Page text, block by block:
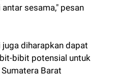
sesama," pesan
juga diharapkan dapat
bibit potensial untuk
Barat